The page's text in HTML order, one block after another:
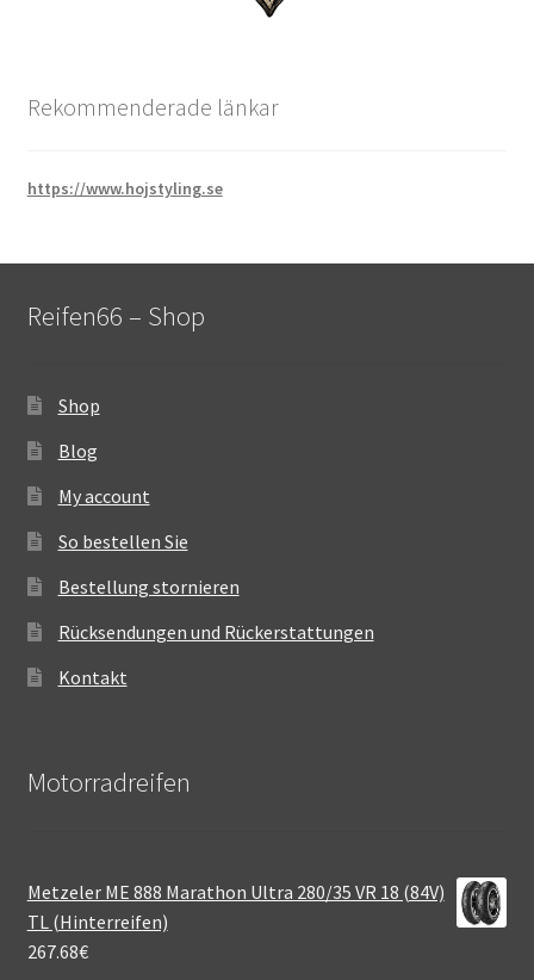
Rekommenderade länkar
https://www.hojstyling.se
Reifen66 – Shop
Shop
Blog
My account
So bestellen Sie
Bestellung stornieren
Rücksendungen und Rückerstattungen
Kontakt
Motorradreifen
Metzeler ME 888 Marathon Ultra 280/35 VR 18 (84V)
TL (Hinterreifen)
267.68€